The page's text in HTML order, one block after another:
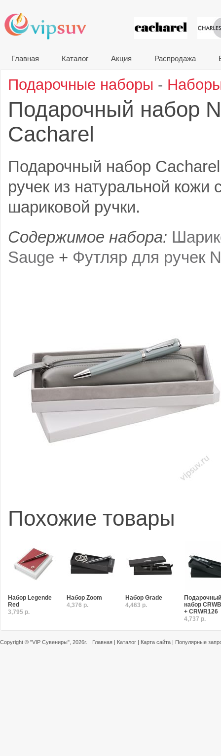
VIP
Главная Каталог Акция Распродажа
Подарочные наборы -
Подарочный набор
Cacharel
Подарочный набор
ручек из натуральной кожи
шариковой ручки.
Содержимое набора:
Sauge + Футляр для ручек
Похожие товары
Набор Legende
Red
3,795 р.
Набор Zoom
4,376 р.
Набор Grade
4,463 р.
Подарочный
набор
+ CRWR126
4,737 р.
Copyright © "VIP Сувениры" , 2026г. Главная | Каталог | Карта сайта | Популярные